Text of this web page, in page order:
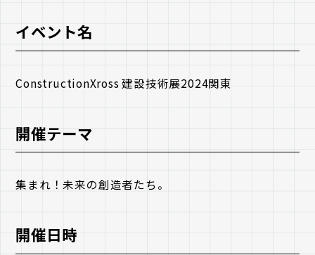
イベント名
ConstructionXross 建設技術展2024関東
開催テーマ
集まれ！未来の創造者たち。
開催日時